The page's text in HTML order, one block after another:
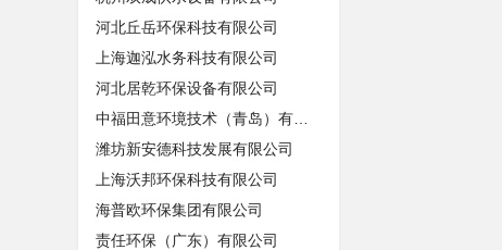
河北丘岳环保科技有限公司
上海迦泓水务科技有限公司
河北居乾环保设备有限公司
潍坊新安德科技发展有限公司
上海沃邦环保科技有限公司
海普欧环保集团有限公司
责任环保（广东）有限公司